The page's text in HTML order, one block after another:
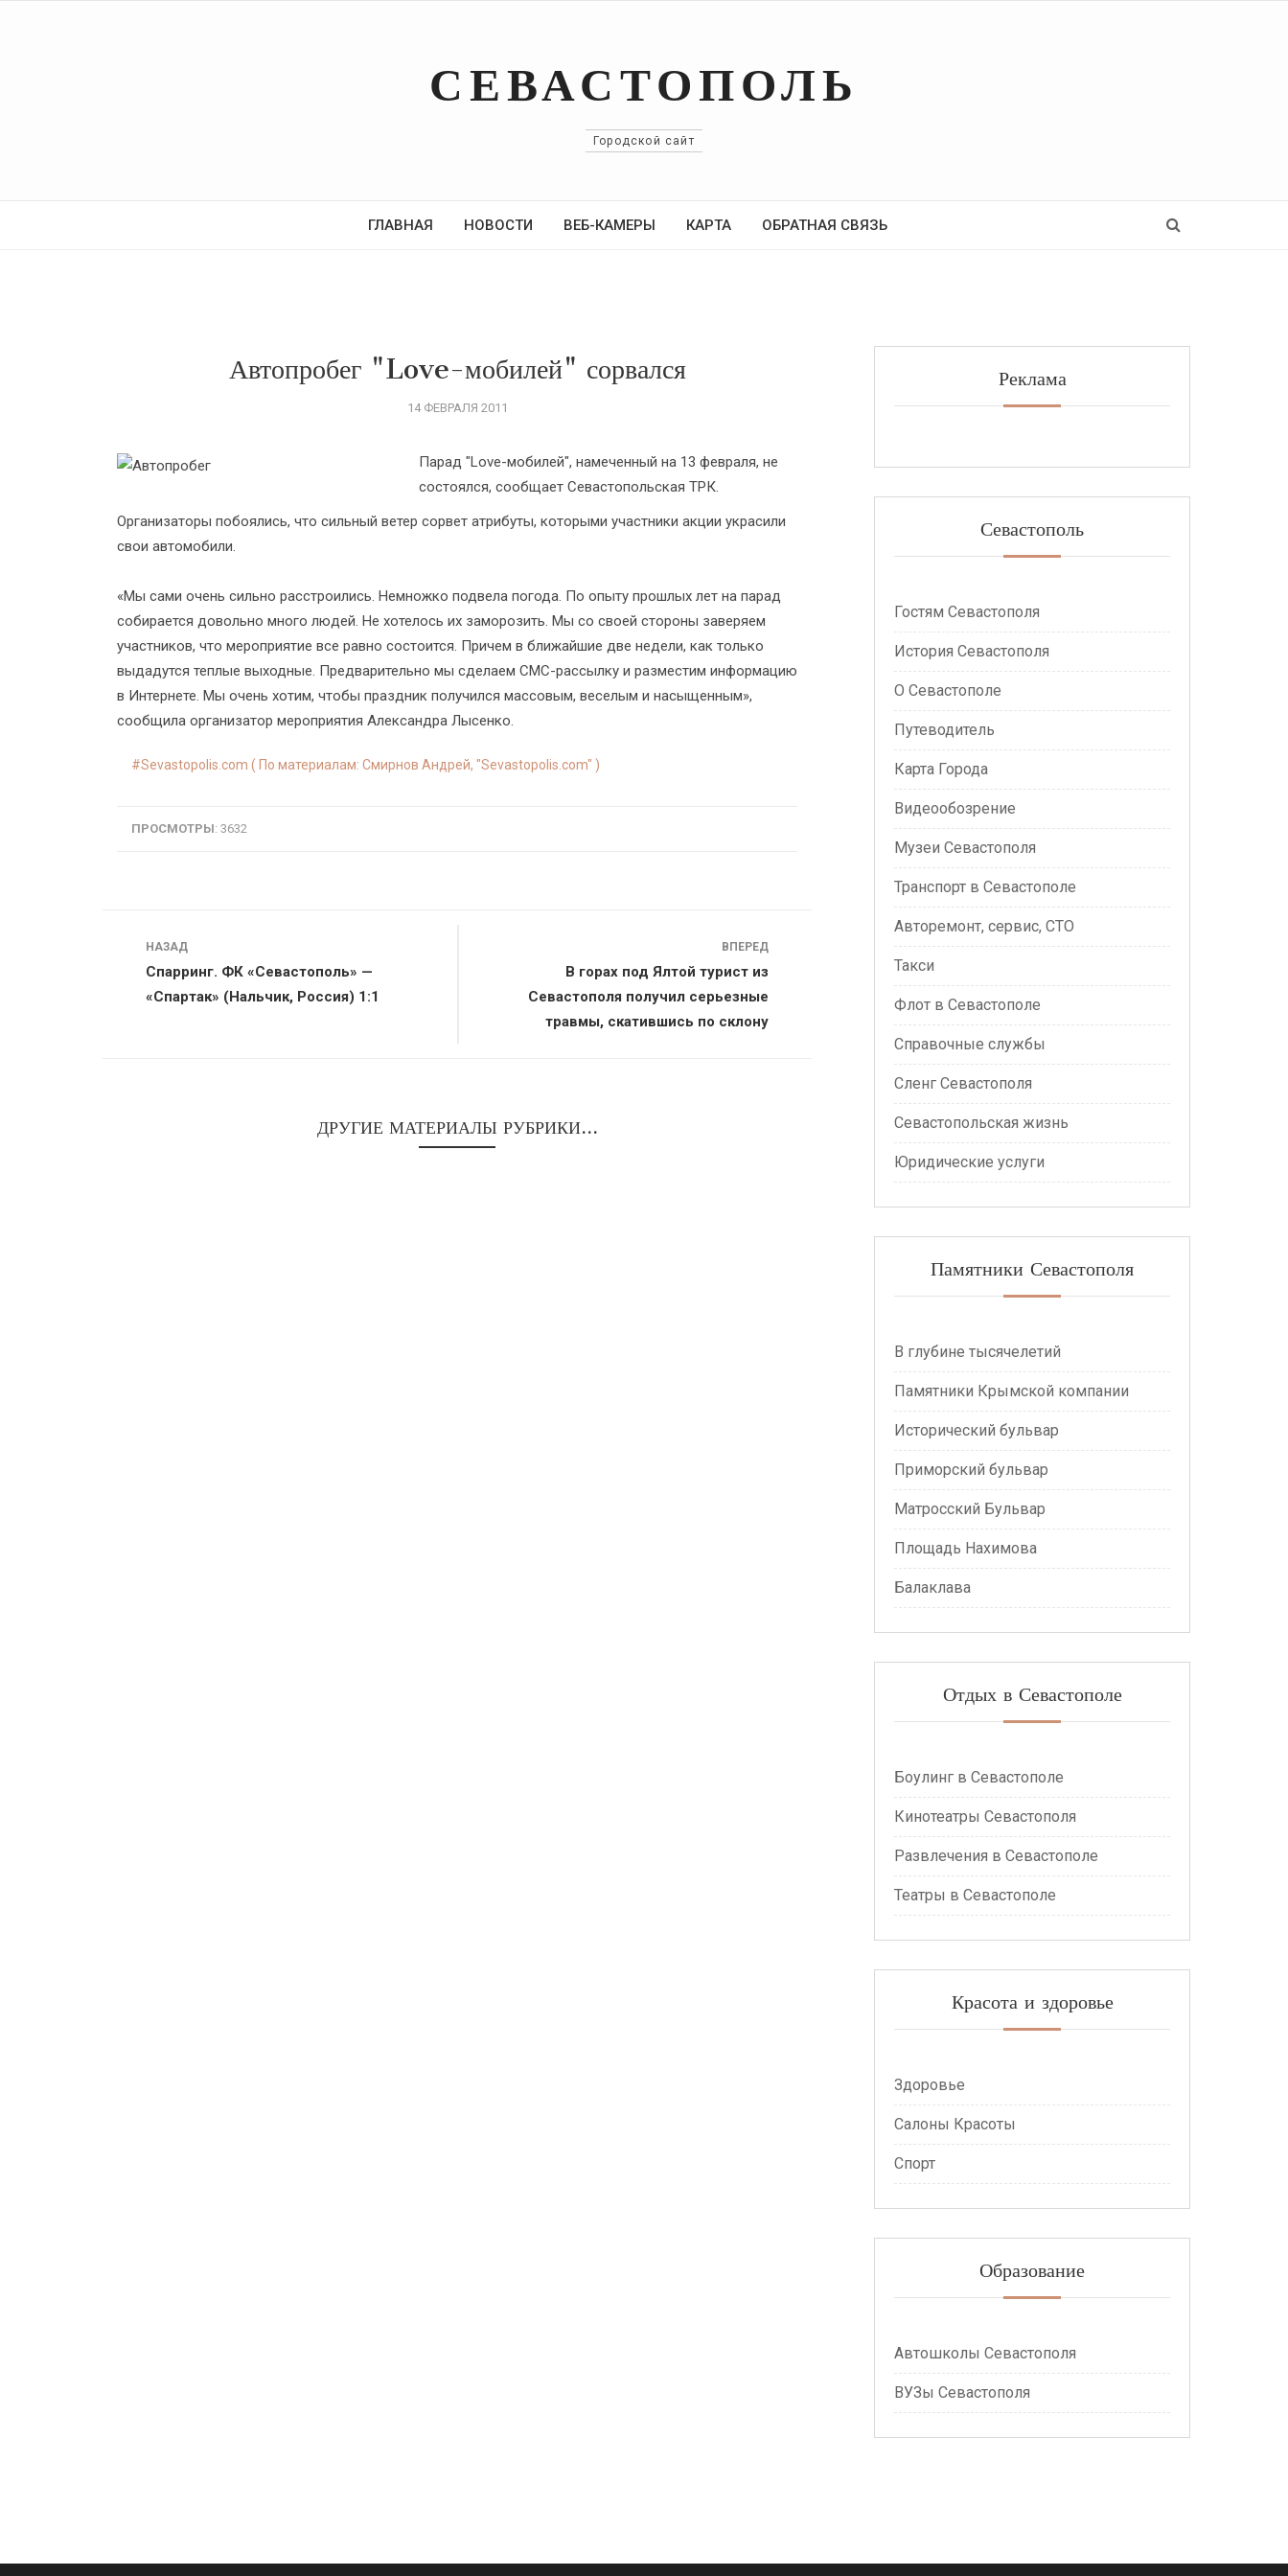
СЕВАСТОПОЛЬ
Городской сайт
ГЛАВНАЯ НОВОСТИ ВЕБ-КАМЕРЫ КАРТА ОБРАТНАЯ СВЯЗЬ
Автопробег "Love-мобилей" сорвался
14 ФЕВРАЛЯ 2011
Парад "Love-мобилей", намеченный на 13 февраля, не
состоялся, сообщает Севастопольская ТРК.
Организаторы побоялись, что сильный ветер сорвет атрибуты, которыми участники акции украсили
свои автомобили.
«Мы сами очень сильно расстроились. Немножко подвела погода. По опыту прошлых лет на парад
собирается довольно много людей. Не хотелось их заморозить. Мы со своей стороны заверяем
участников, что мероприятие все равно состоится. Причем в ближайшие две недели, как только
выдадутся теплые выходные. Предварительно мы сделаем СМС-рассылку и разместим информацию
в Интернете. Мы очень хотим, чтобы праздник получился массовым, веселым и насыщенным»,
сообщила организатор мероприятия Александра Лысенко.
Sevastopolis.com ( По материалам: Смирнов Андрей, "Sevastopolis.com" )
ПРОСМОТРЫ: 3632
Навигация
НАЗАД
Спарринг. ФК «Севастополь» —
«Спартак» (Нальчик, Россия) 1:1
ВПЕРЕД
В горах под Ялтой турист из
Севастополя получил серьезные
травмы, скатившись по склону
ДРУГИЕ МАТЕРИАЛЫ РУБРИКИ...
Реклама
Севастополь
Гостям Севастополя
История Севастополя
О Севастополе
Путеводитель
Карта Города
Видеообозрение
Музеи Севастополя
Транспорт в Севастополе
Авторемонт, сервис, СТО
Такси
Флот в Севастополе
Справочные службы
Сленг Севастополя
Севастопольская жизнь
Юридические услуги
Памятники Севастополя
В глубине тысячелетий
Памятники Крымской компании
Исторический бульвар
Приморский бульвар
Матросский Бульвар
Площадь Нахимова
Балаклава
Отдых в Севастополе
Боулинг в Севастополе
Кинотеатры Севастополя
Развлечения в Севастополе
Театры в Севастополе
Красота и здоровье
Здоровье
Салоны Красоты
Спорт
Образование
Автошколы Севастополя
ВУЗы Севастополя